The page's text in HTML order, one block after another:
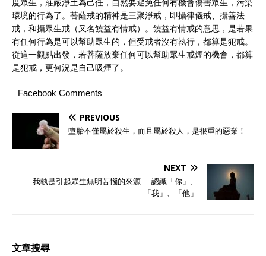
環境的行為了。菩薩戒的精神是三聚淨戒，即攝律儀戒、攝善法
戒，和攝眾生戒（又名饒益有情戒）。饒益有情戒的意思，是若果
有任何行為是可以幫助眾生的，但受戒者沒有執行，都算是犯戒。
從這一觀點出發，若菩薩放棄任何可以幫助眾生戒煙的機會，都算
是犯戒，更何況是自己吸煙了。
Facebook Comments
PREVIOUS
墮胎不僅屬於殺生，而且屬於殺人，是很重的惡業！
NEXT
我執是引起眾生無明苦惱的來源──認識「你」、
「我」、「他」
文章搜尋